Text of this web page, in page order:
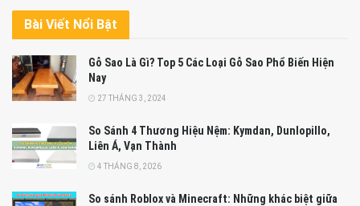
Bài Viết Nổi Bật
Gỗ Sao Là Gì? Top 5 Các Loại Gỗ Sao Phổ Biến Hiện
Nay
27 THÁNG 3, 2024
So Sánh 4 Thương Hiệu Nệm: Kymdan, Dunlopillo,
Liên Á, Vạn Thành
4 THÁNG 8, 2026
So sánh Roblox và Minecraft: Những khác biệt giữa